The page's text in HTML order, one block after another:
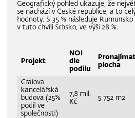
Geografický pohled ukazuje, že
se nachází v České republice, a to
hodnoty. S 35 % následuje
v tuto chvíli Srbsko, ve výši 28 %.
Projekt
NOI
dle
podílu
plocha
Craiova
kancelářská
budova (25%
podíl ve
společnosti)
7,8 mil.
Kč
5 752 m2